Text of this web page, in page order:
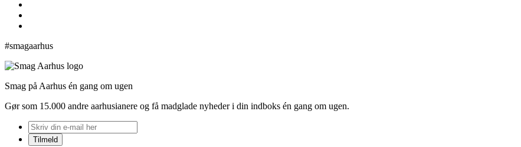
#smagaarhus
Smag på Aarhus én gang om ugen
Gør som 15.000 andre aarhusianere og få madglade nyheder i din indboks én gang om ugen.